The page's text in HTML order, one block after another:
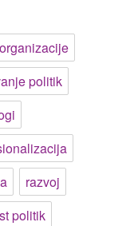
politik
razvoj
politik